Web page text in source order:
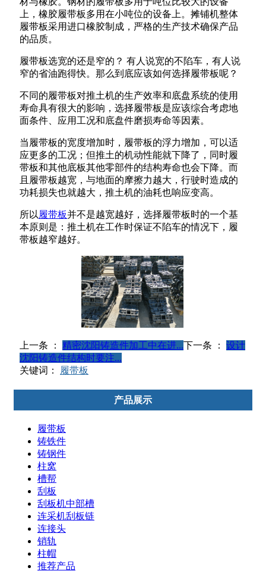
上，橡胶履带板多用在小吨位的设备上。摊铺机整体
履带板采用进口橡胶制成，严格的生产技术确保产品
的品质。
履带板选宽的还是窄的？ 有人说宽的不陷车，有人说
窄的省油跑得快。那么到底应该如何选择履带板呢？
不同的履带板对推土机的生产效率和底盘系统的使用
寿命具有很大的影响，选择履带板是应该综合考虑地
面条件、应用工况和底盘件磨损寿命等因素。
当履带板的宽度增加时，履带板的浮力增加，可以适
应更多的工况；但推土的机动性能就下降了，同时履
带板和其他底板其他零部件的结构寿命也会下降。而
且履带板越宽，与地面的摩擦力越大，行驶时造成的
功耗损失也就越大，推土机的油耗也响应变高。
所以 履带板并不是越宽越好，选择履带板时的一个基
本原则是：推土机在工作时保证不陷车的情况下，履
带板越窄越好。
上一条 ： 精密沈阳铸造件加工中在进...下一条 ：
设计
沈阳铸造件结构时要注...
关键词：
履带板
产品展示
履带板
铸铁件
铸钢件
柱窝
槽帮
刮板
刮板机中部槽
连采机刮板链
连接头
销轨
柱帽
推荐产品